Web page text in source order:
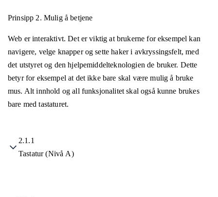
Prinsipp 2. Mulig å betjene
Web er interaktivt. Det er viktig at brukerne for eksempel kan
navigere, velge knapper og sette haker i avkryssingsfelt, med
det utstyret og den hjelpemiddelteknologien de bruker. Dette
betyr for eksempel at det ikke bare skal være mulig å bruke
mus. Alt innhold og all funksjonalitet skal også kunne brukes
bare med tastaturet.
2.1.1
Tastatur (Nivå A)